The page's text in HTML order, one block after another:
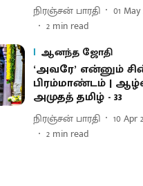
நிரஞ்சன் பாரதி
01 May
2 min read
ஆனந்த ஜோதி
‘அவரே’ என்னும்
பிரம்மாண்டம் |
அமுதத் தமிழ் - 33
நிரஞ்சன் பாரதி
10 Apr
2 min read